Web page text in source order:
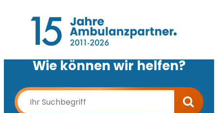
Wie können wir helfen?